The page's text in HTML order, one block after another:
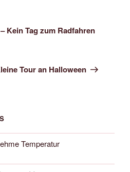
Kein Tag zum Radfahren
Tour an Halloween
Temperatur